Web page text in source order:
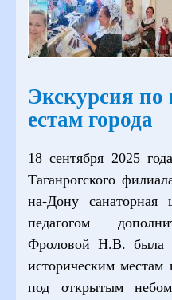
Экскурсия по
естам города
18 сентября 2025
Таганрогского
на-Дону
педагогом
Фроловой Н.В. была
историческим местам
под открытым